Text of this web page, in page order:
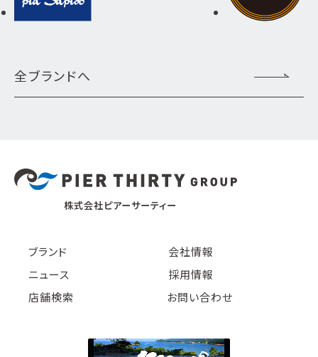
全ブランドへ
株式会社ピアーサーティー
ブランド
会社情報
ニュース
採用情報
店舗検索
お問い合わせ